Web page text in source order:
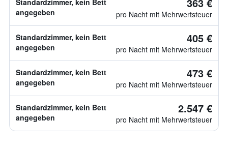
Standardzimmer, kein Bett
angegeben
pro Nacht mit Mehrwertsteuer
Standardzimmer, kein Bett
angegeben
405 €
pro Nacht mit Mehrwertsteuer
Standardzimmer, kein Bett
angegeben
473 €
pro Nacht mit Mehrwertsteuer
Standardzimmer, kein Bett
angegeben
2.547 €
pro Nacht mit Mehrwertsteuer